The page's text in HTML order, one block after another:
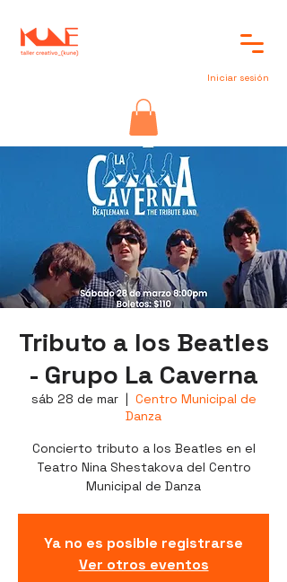
Iniciar sesión
Tributo a los Beatles
- Grupo La Caverna
sáb 28 de mar
  |
Centro Municipal de
Danza
Concierto tributo a los Beatles en el
Teatro Nina Shestakova del Centro
Municipal de Danza
Ya no es posible registrarse
Ver otros eventos